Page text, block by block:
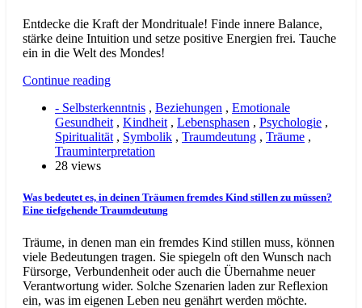
Entdecke die Kraft der Mondrituale! Finde innere Balance,
stärke deine Intuition und setze positive Energien frei. Tauche
ein in die Welt des Mondes!
Continue reading
- Selbsterkenntnis , Beziehungen , Emotionale
Gesundheit , Kindheit , Lebensphasen , Psychologie ,
Spiritualität , Symbolik , Traumdeutung , Träume ,
Trauminterpretation
28 views
Was bedeutet es, in deinen Träumen fremdes Kind stillen zu müssen?
Eine tiefgehende Traumdeutung
Träume, in denen man ein fremdes Kind stillen muss, können
viele Bedeutungen tragen. Sie spiegeln oft den Wunsch nach
Fürsorge, Verbundenheit oder auch die Übernahme neuer
Verantwortung wider. Solche Szenarien laden zur Reflexion
ein, was im eigenen Leben neu genährt werden möchte.